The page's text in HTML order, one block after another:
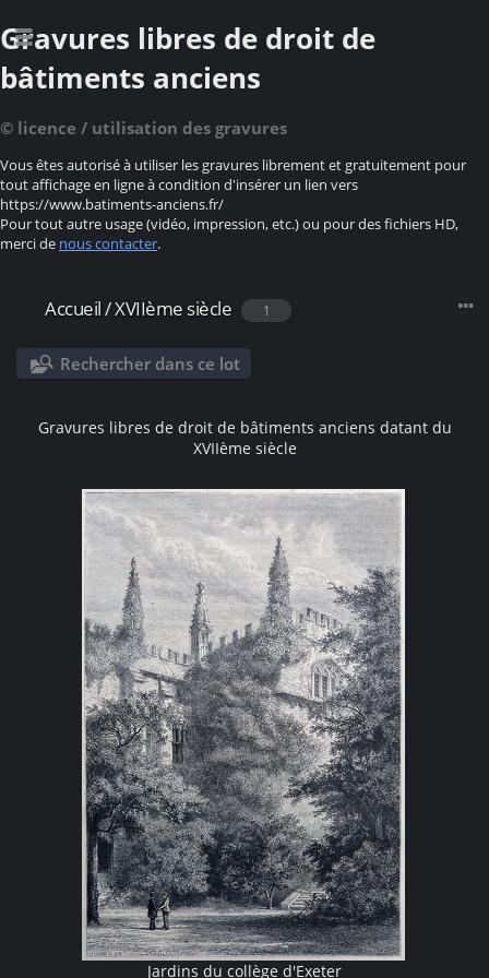
Gravures libres de droit de
bâtiments anciens
© licence / utilisation des gravures
Vous êtes autorisé à utiliser les gravures librement et gratuitement pour
tout affichage en ligne à condition d'insérer un lien vers
https://www.batiments-anciens.fr/
Pour tout autre usage (vidéo, impression, etc.) ou pour des fichiers HD,
merci de nous contacter.
Accueil/XVIIème siècle 1
Rechercher dans ce lot
Gravures libres de droit de bâtiments anciens datant du
XVIIème siècle
Jardins du collège d'Exeter